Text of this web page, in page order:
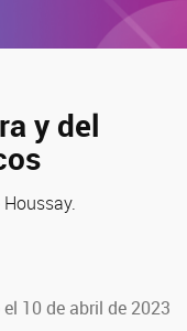
y del
10 de abril de 2023